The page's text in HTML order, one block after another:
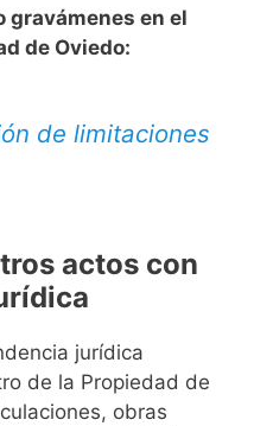
en el
de Oviedo:
de limitaciones
actos con
jurídica
de la Propiedad de
obras